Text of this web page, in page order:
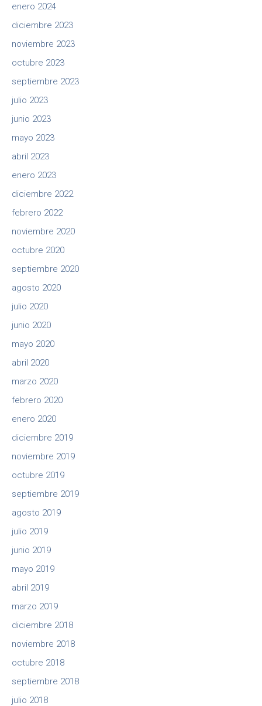
enero 2024
diciembre 2023
noviembre 2023
octubre 2023
septiembre 2023
julio 2023
junio 2023
mayo 2023
abril 2023
enero 2023
diciembre 2022
febrero 2022
noviembre 2020
octubre 2020
septiembre 2020
agosto 2020
julio 2020
junio 2020
mayo 2020
abril 2020
marzo 2020
febrero 2020
enero 2020
diciembre 2019
noviembre 2019
octubre 2019
septiembre 2019
agosto 2019
julio 2019
junio 2019
mayo 2019
abril 2019
marzo 2019
diciembre 2018
noviembre 2018
octubre 2018
septiembre 2018
julio 2018